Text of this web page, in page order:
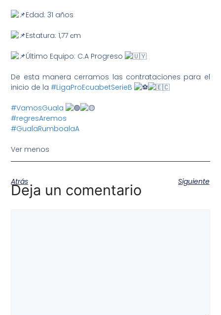
Edad: 31 años
Estatura: 1,77 сm
Último Equipo: C.A Progreso
De esta manera cerramos las contrataciones para el
inicio de la#LigaProEcuabetSerieB
#VamosGuala
#regresAremos
#GualaRumboalaA
Ver menos
Atrás Siguiente
Deja un comentario